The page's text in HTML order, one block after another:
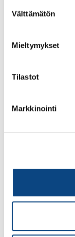
valinta
Välttämätön
Mieltymykset
Tilastot
Markkinointi
92.34€ /kpl(alv. 0%)